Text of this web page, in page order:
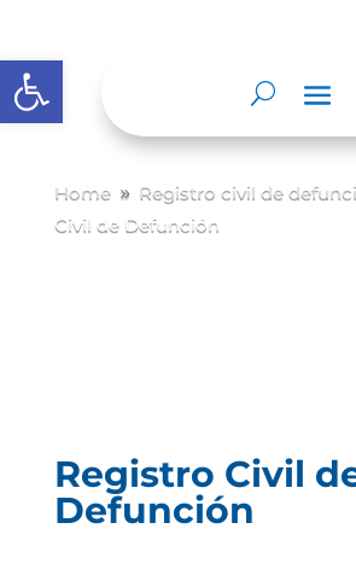
Abrir barra de herramientas
Home 9 Registro civil de
Civil de Defunción
Registro Civil
Defunción